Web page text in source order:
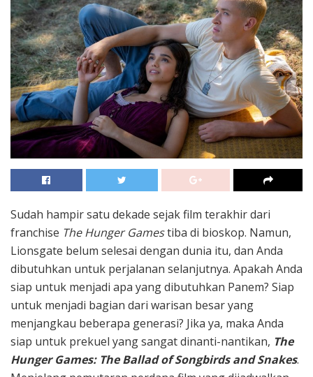
Sudah hampir satu dekade sejak film terakhir dari
franchise The Hunger Gamestiba di bioskop. Namun,
Lionsgate belum selesai dengan dunia itu, dan Anda
dibutuhkan untuk perjalanan selanjutnya. Apakah Anda
siap untuk menjadi apa yang dibutuhkan Panem? Siap
untuk menjadi bagian dari warisan besar yang
menjangkau beberapa generasi? Jika ya, maka Anda
siap untuk prekuel yang sangat dinanti-nantikan, The
Hunger Games: The Ballad of Songbirds and Snakes.